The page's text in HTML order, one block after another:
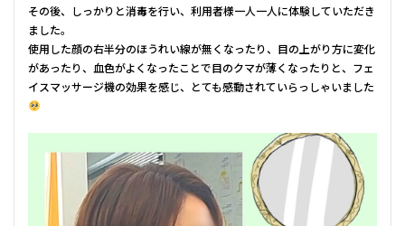
その後、しっかりと消毒を行い、利用者様一人一人に体験していただき
ました。
使用した顔の右半分のほうれい線が無くなったり、目の上がり方に変化
があったり、血色がよくなったことで目のクマが薄くなったりと、フェ
イスマッサージ機の効果を感じ、とても感動されていらっしゃいました